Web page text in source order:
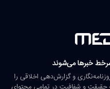
خبرها می‌شوند
و گزارش‌دهی اخلاقی را